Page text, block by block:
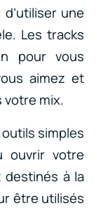
une
Les tracks
pour vous
aimez et
votre mix.
simples
ouvrir votre
destinés à la
être utilisés